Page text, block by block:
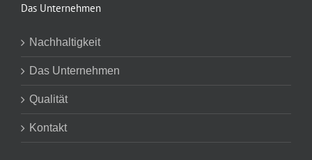
Das Unternehmen
Nachhaltigkeit
Das Unternehmen
Qualität
Kontakt